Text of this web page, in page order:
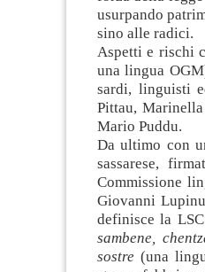
usurpando
sino alle radici.
Aspetti e rischi
una lingua
sardi, linguisti
Pittau,
Mario Puddu.
Da ultimo con
sassarese,
Commissione
Giovanni
definisce la
sambene,
sostre (una